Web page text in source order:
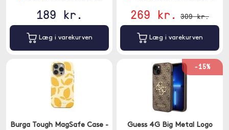
189 kr.
Læg i varekurven
269 kr. 309 kr.
Læg i varekurven
Burga Tough MagSafe Case -
-15%
Guess 4G Big Metal Logo